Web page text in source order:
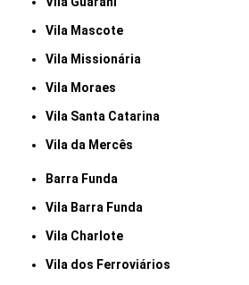
Vila Mascote
Vila Missionária
Vila Moraes
Vila Santa Catarina
Vila da Mercês
Barra Funda
Vila Barra Funda
Vila Charlote
Vila dos Ferroviários